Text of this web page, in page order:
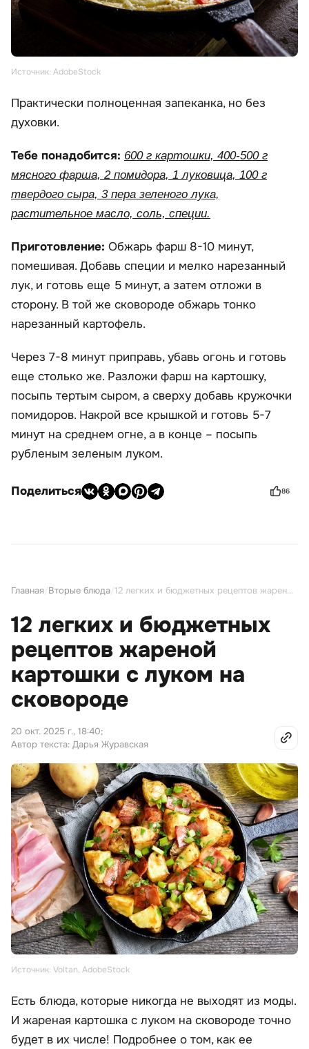
Источник: AdobeStock
Практически полноценная запеканка, но без
духовки.
Тебе понадобится: 600 г картошки, 400-500 г
мясного фарша, 2 помидора, 1 луковица, 100 г
твердого сыра, 3 пера зеленого лука,
растительное масло, соль, специи.
Приготовление: Обжарь фарш 8-10 минут,
помешивая. Добавь специи и мелко нарезанный
лук, и готовь еще 5 минут, а затем отложи в
сторону. В той же сковороде обжарь тонко
нарезанный картофель.
Через 7-8 минут приправь, убавь огонь и готовь
еще столько же. Разложи фарш на картошку,
посыпь тертым сыром, а сверху добавь кружочки
помидоров. Накрой все крышкой и готовь 5-7
минут на среднем огне, а в конце – посыпь
рубленым зеленым луком.
Поделиться 86
Главная Вторые блюда 12 легких и бюджетных рецептов жареной картошки с луком на сковороде
12 легких и бюджетных
рецептов жареной
картошки с луком на
сковороде
20 окт. 2025 г., 18:40;
Автор текста: Дарья Журавская
Источник: Voltan, AdobeStock
Есть блюда, которые никогда не выходят из моды.
И жареная картошка с луком на сковороде точно
будет в их числе! Подробнее о том, как ее